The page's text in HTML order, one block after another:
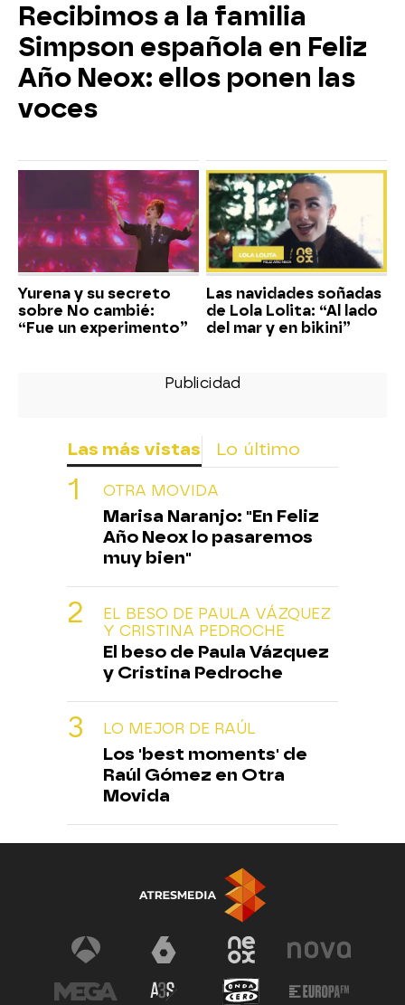
Recibimos a la familia
Simpson española en Feliz
Año Neox: ellos ponen las
voces
Yurena y su secreto
sobre No cambié:
“Fue un experimento”
Las navidades soñadas
de Lola Lolita: “Al lado
del mar y en bikini”
Las más vistas Lo último
OTRA MOVIDA
Marisa Naranjo: "En Feliz
Año Neox lo pasaremos
muy bien"
EL BESO DE PAULA VÁZQUEZ
Y CRISTINA PEDROCHE
El beso de Paula Vázquez
y Cristina Pedroche
LO MEJOR DE RAÚL
Los 'best moments' de
Raúl Gómez en Otra
Movida